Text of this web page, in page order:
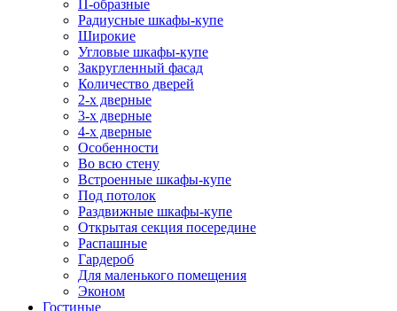
П-образные
Радиусные шкафы-купе
Широкие
Угловые шкафы-купе
Закругленный фасад
Количество дверей
2-х дверные
3-х дверные
4-х дверные
Особенности
Во всю стену
Встроенные шкафы-купе
Под потолок
Раздвижные шкафы-купе
Открытая секция посередине
Распашные
Гардероб
Для маленького помещения
Эконом
Гостиные